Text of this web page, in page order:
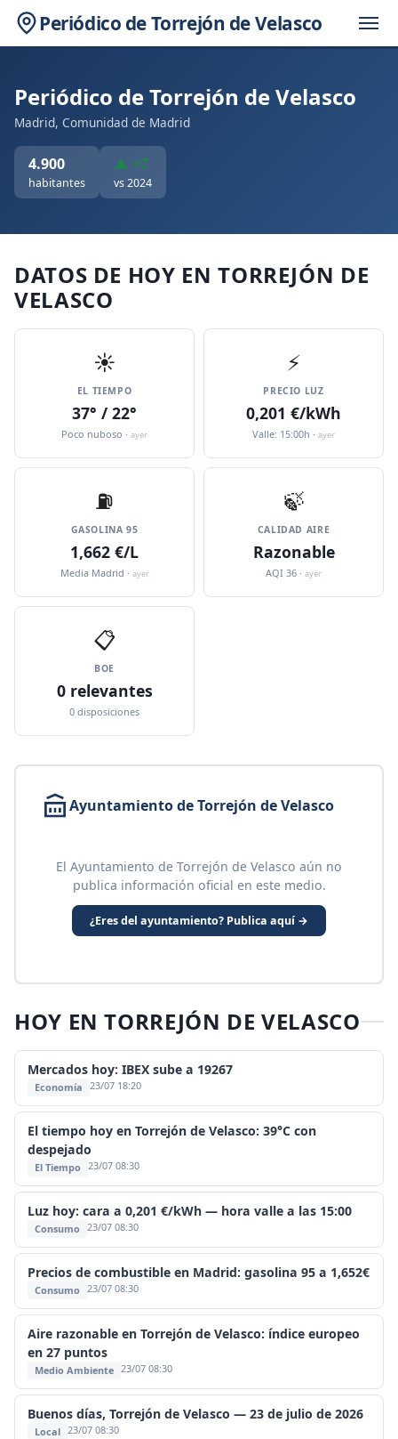
Periódico de Torrejón de Velasco
Periódico de Torrejón de Velasco
Madrid, Comunidad de Madrid
4.900
habitantes
▲ +7
vs 2024
DATOS DE HOY EN TORREJÓN DE
VELASCO
☀️
EL TIEMPO
37° / 22°
Poco nuboso · ayer
⚡
PRECIO LUZ
0,201 €/kWh
Valle: 15:00h · ayer
⛽️
GASOLINA 95
1,662 €/L
Media Madrid · ayer
🍃
CALIDAD AIRE
Razonable
AQI 36 · ayer
📋
BOE
0 relevantes
0 disposiciones
Ayuntamiento de Torrejón de Velasco
El Ayuntamiento de Torrejón de Velasco aún no
publica información oficial en este medio.
¿Eres del ayuntamiento? Publica aquí →
HOY EN TORREJÓN DE VELASCO
Mercados hoy: IBEX sube a 19267
Economía 23/07 18:20
El tiempo hoy en Torrejón de Velasco: 39°C con
despejado
El Tiempo 23/07 08:30
Luz hoy: cara a 0,201 €/kWh — hora valle a las 15:00
Consumo 23/07 08:30
Precios de combustible en Madrid: gasolina 95 a 1,652€
Consumo 23/07 08:30
Aire razonable en Torrejón de Velasco: índice europeo
en 27 puntos
Medio Ambiente 23/07 08:30
Buenos días, Torrejón de Velasco — 23 de julio de 2026
Local 23/07 08:30